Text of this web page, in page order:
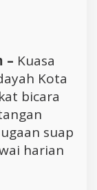
– Kuasa
Kota
bicara
suap
harian